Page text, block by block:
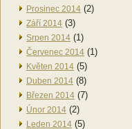
Prosinec 2014 (2)
Září 2014 (3)
Srpen 2014 (1)
Červenec 2014 (1)
Květen 2014 (5)
Duben 2014 (8)
Březen 2014 (7)
Únor 2014 (2)
Leden 2014 (5)